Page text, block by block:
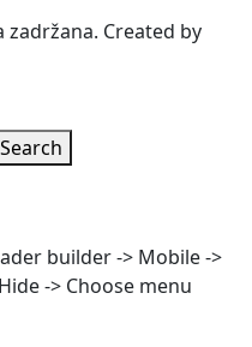
zadržana. Created by
Search
builder -> Mobile ->
-> Choose menu